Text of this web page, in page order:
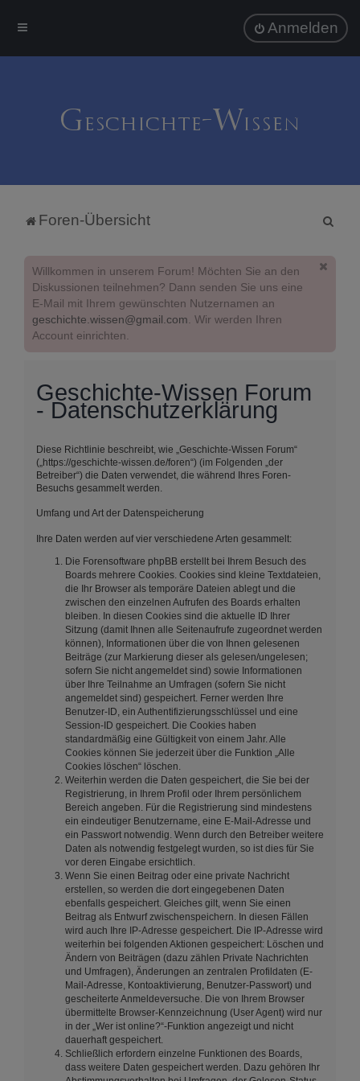
Anmelden
Foren-Übersicht
Willkommen in unserem Forum! Möchten Sie an den
Diskussionen teilnehmen? Dann senden Sie uns eine
E-Mail mit Ihrem gewünschten Nutzernamen an
geschichte.wissen@gmail.com. Wir werden Ihren
Account einrichten.
Geschichte-Wissen Forum
- Datenschutzerklärung
Diese Richtlinie beschreibt, wie „Geschichte-Wissen Forum“
(„https://geschichte-wissen.de/foren“) (im Folgenden „der
Betreiber“) die Daten verwendet, die während Ihres Foren-
Besuchs gesammelt werden.
Umfang und Art der Datenspeicherung
Ihre Daten werden auf vier verschiedene Arten gesammelt:
Die Forensoftware phpBB erstellt bei Ihrem Besuch des
Boards mehrere Cookies. Cookies sind kleine Textdateien,
die Ihr Browser als temporäre Dateien ablegt und die
zwischen den einzelnen Aufrufen des Boards erhalten
bleiben. In diesen Cookies sind die aktuelle ID Ihrer
Sitzung (damit Ihnen alle Seitenaufrufe zugeordnet werden
können), Informationen über die von Ihnen gelesenen
Beiträge (zur Markierung dieser als gelesen/ungelesen;
sofern Sie nicht angemeldet sind) sowie Informationen
über Ihre Teilnahme an Umfragen (sofern Sie nicht
angemeldet sind) gespeichert. Ferner werden Ihre
Benutzer-ID, ein Authentifizierungsschlüssel und eine
Session-ID gespeichert. Die Cookies haben
standardmäßig eine Gültigkeit von einem Jahr. Alle
Cookies können Sie jederzeit über die Funktion „Alle
Cookies löschen“ löschen.
Weiterhin werden die Daten gespeichert, die Sie bei der
Registrierung, in Ihrem Profil oder Ihrem persönlichem
Bereich angeben. Für die Registrierung sind mindestens
ein eindeutiger Benutzername, eine E-Mail-Adresse und
ein Passwort notwendig. Wenn durch den Betreiber weitere
Daten als notwendig festgelegt wurden, so ist dies für Sie
vor deren Eingabe ersichtlich.
Wenn Sie einen Beitrag oder eine private Nachricht
erstellen, so werden die dort eingegebenen Daten
ebenfalls gespeichert. Gleiches gilt, wenn Sie einen
Beitrag als Entwurf zwischenspeichern. In diesen Fällen
wird auch Ihre IP-Adresse gespeichert. Die IP-Adresse wird
weiterhin bei folgenden Aktionen gespeichert: Löschen und
Ändern von Beiträgen (dazu zählen Private Nachrichten
und Umfragen), Änderungen an zentralen Profildaten (E-
Mail-Adresse, Kontoaktivierung, Benutzer-Passwort) und
gescheiterte Anmeldeversuche. Die von Ihrem Browser
übermittelte Browser-Kennzeichnung (User Agent) wird nur
in der „Wer ist online?“-Funktion angezeigt und nicht
dauerhaft gespeichert.
Schließlich erfordern einzelne Funktionen des Boards,
dass weitere Daten gespeichert werden. Dazu gehören Ihr